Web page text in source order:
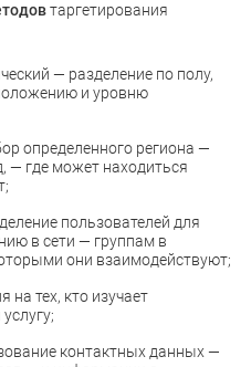
таргетирования
— разделение по полу,
и уровню
определенного региона —
— где может находиться
пользователей для
в сети — группам в
они взаимодействуют;
на тех, кто изучает
контактных данных —